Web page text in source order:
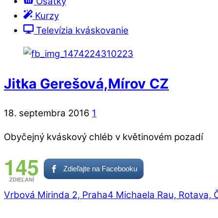
Kurzy
Televízia kváskovanie
Jitka Gerešová,Mírov CZ
18. septembra 2016 1
Obyčejný kváskový chléb v květinovém pozadí
145
ZDIEĽANÍ
Zdieľajte na Facebooku
Vrbová Mirinda 2, Praha4 Michaela Rau, Rotava,